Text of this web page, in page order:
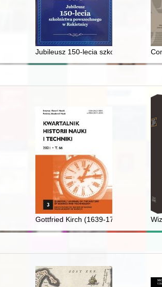
Henryka Rosena (1891-1982) w kaplicy
Jubileusz 150-lecia szkolnictwa
: relacje pomiędzy przywódcami rokoszu
Gottfried Kirch (1639-1710) : życie i